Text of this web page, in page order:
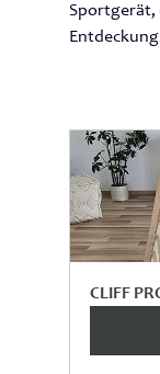
Sportgerät,
CLIFF